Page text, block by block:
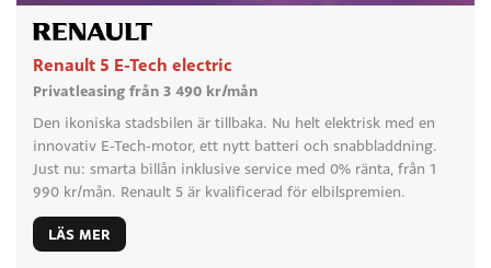
Renault 5 E-Tech electric
Privatleasing från 3 490 kr/mån
Den ikoniska stadsbilen är tillbaka. Nu helt elektrisk med en
innovativ E-Tech-motor, ett nytt batteri och snabbladdning.
Just nu: smarta billån inklusive service med 0% ränta, från 1
990 kr/mån. Renault 5 är kvalificerad för elbilspremien.
LÄS MER